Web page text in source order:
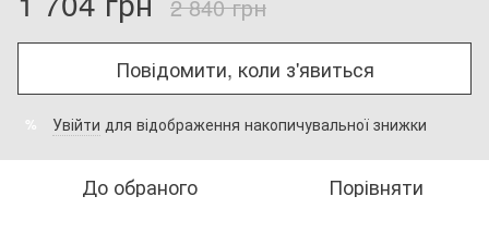
2 840 грн
Повідомити, коли з'явиться
% Увійти для відображення накопичувальної знижки
До обраного Порівняти